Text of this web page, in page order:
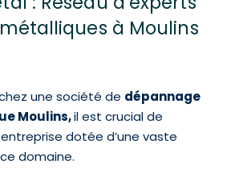
à Moulins
une société de dépannage
Moulins,il est crucial de
dotée d’une vaste
domaine.